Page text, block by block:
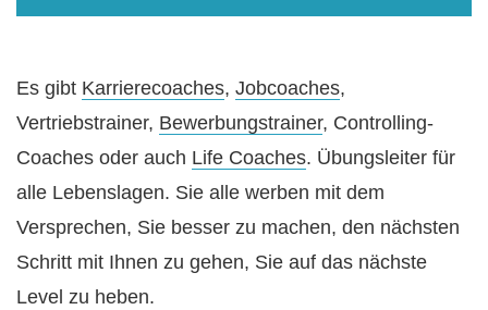
Es gibt Karrierecoaches, Jobcoaches,
Vertriebstrainer, Bewerbungstrainer, Controlling-
Coaches oder auch Life Coaches. Übungsleiter für
alle Lebenslagen. Sie alle werben mit dem
Versprechen, Sie besser zu machen, den nächsten
Schritt mit Ihnen zu gehen, Sie auf das nächste
Level zu heben.